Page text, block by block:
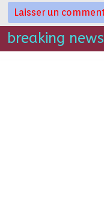
breaking news